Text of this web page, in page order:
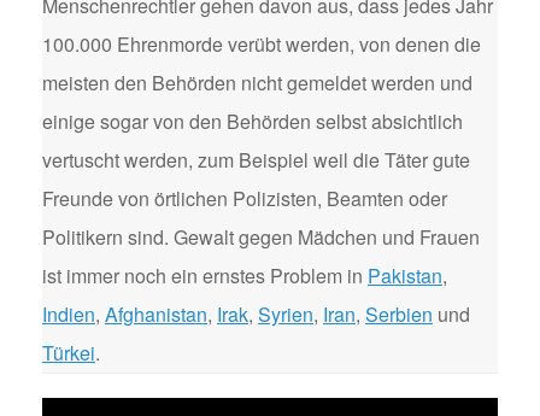
100.000 Ehrenmorde verübt werden, von denen die
meisten den Behörden nicht gemeldet werden und
einige sogar von den Behörden selbst absichtlich
vertuscht werden, zum Beispiel weil die Täter gute
Freunde von örtlichen Polizisten, Beamten oder
Politikern sind. Gewalt gegen Mädchen und Frauen
ist immer noch ein ernstes Problem in Pakistan,
Indien, Afghanistan, Irak, Syrien, Iran, Serbien und
Türkei.